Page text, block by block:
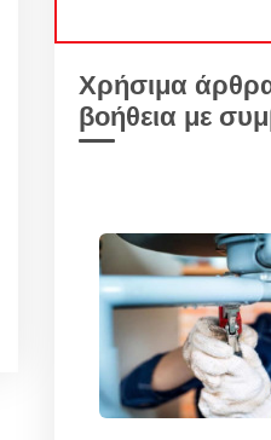
Χρήσιμα
βοήθεια με